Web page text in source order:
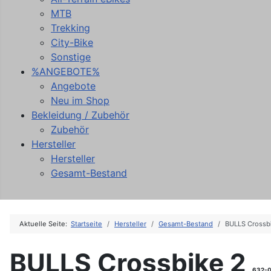
MTB
Trekking
City-Bike
Sonstige
%ANGEBOTE%
Angebote
Neu im Shop
Bekleidung / Zubehör
Zubehör
Hersteller
Hersteller
Gesamt-Bestand
Aktuelle Seite: Startseite Hersteller Gesamt-Bestand BULLS
BULLS Crossbike 2